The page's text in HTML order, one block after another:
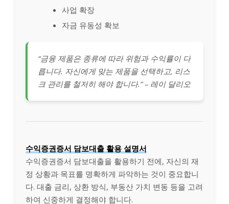
사업 확장
자금 유동성 확보
“금융 제품은 종류에 따라 위험과 수익률이 다
릅니다. 자신에게 맞는 제품을 선택하고, 리스
크 관리를 철저히 해야 합니다.” – 레이 달리오
수익증권증서 담보대출 활용 설명서
수익증권증서 담보대출을 활용하기 전에, 자신의 재
정 상황과 목표를 명확하게 파악하는 것이 중요합니
다. 대출 금리, 상환 방식, 부동산 가치 변동 등을 고려
하여 신중하게 결정해야 합니다.